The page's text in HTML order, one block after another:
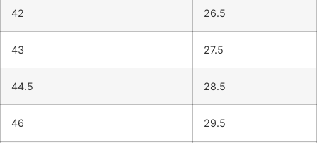
42 26.5
43 27.5
44.5 28.5
46 29.5